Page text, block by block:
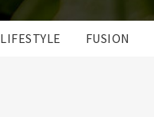
LIFESTYLE FUSION